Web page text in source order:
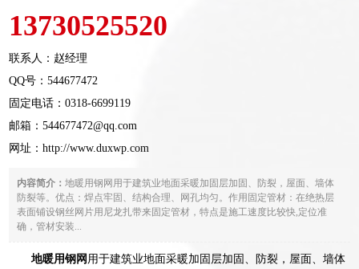
13730525520
联系人：赵经理
QQ号：544677472
固定电话：0318-6699119
邮箱：544677472@qq.com
网址：http://www.duxwp.com
内容简介：地暖用钢网用于建筑业地面采暖加固层加固、防裂，屋面、墙体
防裂等。优点：焊点牢固、结构合理、网孔均匀。作用固定管材：在绝热层
表面铺设钢丝网片用尼龙扎带来固定管材，特点是施工速度比较快,定位准
确，管材安装...
地暖用钢网 用于建筑业地面采暖加固层加固、防裂，屋面、墙体